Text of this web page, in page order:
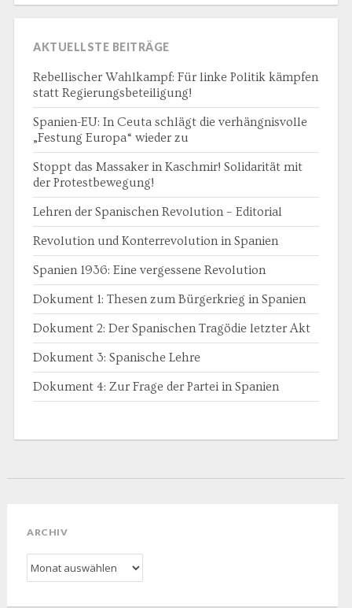
AKTUELLSTE BEITRÄGE
Rebellischer Wahlkampf: Für linke Politik kämpfen
statt Regierungsbeteiligung!
Spanien-EU: In Ceuta schlägt die verhängnisvolle
„Festung Europa“ wieder zu
Stoppt das Massaker in Kaschmir! Solidarität mit
der Protestbewegung!
Lehren der Spanischen Revolution – Editorial
Revolution und Konterrevolution in Spanien
Spanien 1936: Eine vergessene Revolution
Dokument 1: Thesen zum Bürgerkrieg in Spanien
Dokument 2: Der Spanischen Tragödie letzter Akt
Dokument 3: Spanische Lehre
Dokument 4: Zur Frage der Partei in Spanien
ARCHIV
Archiv